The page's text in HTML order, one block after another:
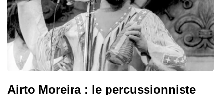
Airto Moreira : le percussionniste